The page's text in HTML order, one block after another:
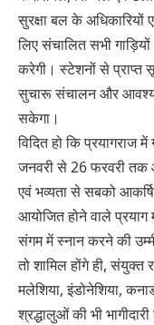
सुरक्षा बल के अधिकारियों
लिए संचालित सभी
करेगी। स्टेशनों से
सुचारू संचालन और
सकेगा।
विदित हो कि प्रयागराज
जनवरी से 26 फरवरी तक
एवं भव्यता से सबको
आयोजित होने वाले
संगम में स्नान करने की
तो शामिल होंगे ही, संयुक्त
मलेशिया, इंडोनेशिया,
श्रद्धालुओं की भी भागीदारी